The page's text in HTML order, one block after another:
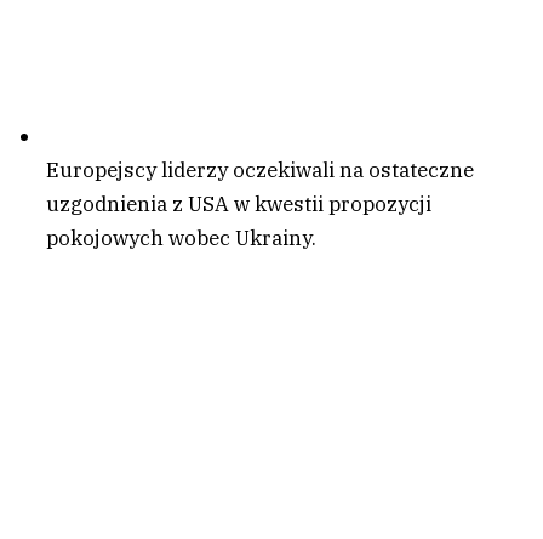
Europejscy liderzy oczekiwali na ostateczne
uzgodnienia z USA w kwestii propozycji
pokojowych wobec Ukrainy.